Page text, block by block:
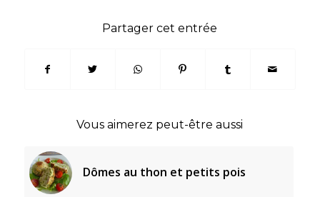
Partager cet entrée
Vous aimerez peut-être aussi
Dômes au thon et petits pois